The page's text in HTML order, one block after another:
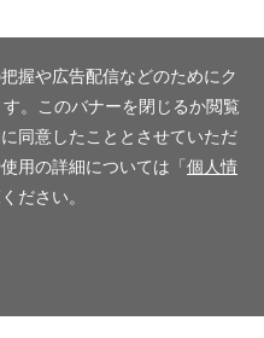
握や広告配信などのためにク
。このバナーを閉じるか閲覧
同意したこととさせていただ
用の詳細については「個人情
ださい。